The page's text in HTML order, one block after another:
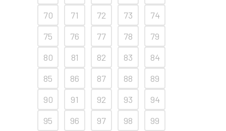
70
71 72 73
74
75
76 77 78
79
80
81 82 83
84
85
86 87 88
89
90
91 92 93
94
95
96 97 98
99